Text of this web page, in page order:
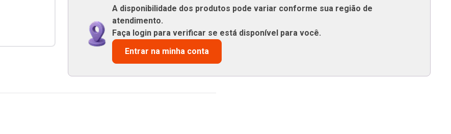
A disponibilidade dos produtos pode variar conforme sua região de
atendimento.
Faça login para verificar se está disponível para você.
Entrar na minha conta